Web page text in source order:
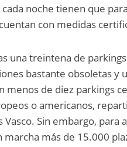
noche tienen que
con medidas
una treintena de
bastante obsoletas y
menos de diez parkings
o americanos,
Sin embargo, para
más de 15.000